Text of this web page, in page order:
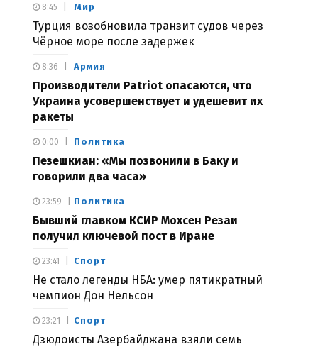
Мир
Турция возобновила транзит судов через
Чёрное море после задержек
8:45
Армия
Производители Patriot опасаются, что
Украина усовершенствует и удешевит их
ракеты
8:36
Политика
Пезешкиан: «Мы позвонили в Баку и
говорили два часа»
0:00
Политика
Бывший главком КСИР Мохсен Резаи
получил ключевой пост в Иране
23:59
Спорт
Не стало легенды НБА: умер пятикратный
чемпион Дон Нельсон
23:41
Спорт
Дзюдоисты Азербайджана взяли семь
23:21